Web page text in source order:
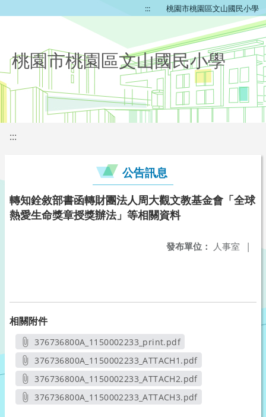
::: 桃園市桃園區文山國民小學
桃園市桃園區文山國民小學
:::
公告訊息
轉知銓敘部書函轉財團法人周大觀文教基金會「全球
熱愛生命獎章授獎辦法」等相關資料
發布單位： 人事室 |
相關附件
376736800A_1150002233_print.pdf
另開新視窗
376736800A_1150002233_ATTACH1.pdf
另開新視窗
376736800A_1150002233_ATTACH2.pdf
另開新視窗
376736800A_1150002233_ATTACH3.pdf